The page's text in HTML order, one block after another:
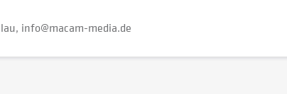
info@macam-media.de